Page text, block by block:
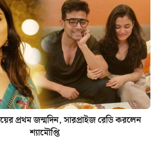
প্রথম জন্মদিন, সারপ্রাইজ রেডি করলেন
শ্যামৌপ্তি